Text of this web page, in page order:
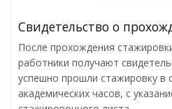
Свидетельство о
После прохождения
работники получают
успешно прошли стажировку в
академических часов, с